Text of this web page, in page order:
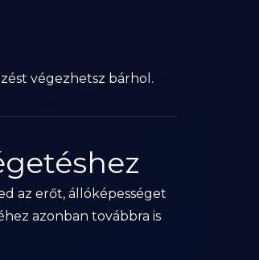
végezhetsz bárhol.
az erőt, állóképességet
azonban továbbra is